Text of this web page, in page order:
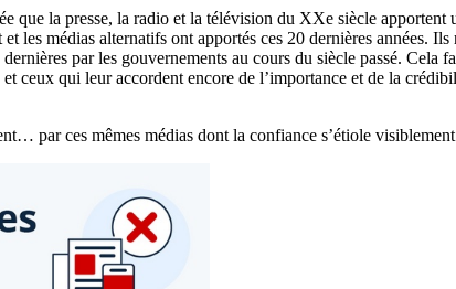
que la presse, la radio et la télévision du XXe siècle
les médias alternatifs ont apportés ces 20 dernières années.
par les gouvernements au cours du siècle passé. Cela
ceux qui leur accordent encore de l’importance et de la
par ces mêmes médias dont la confiance s’étiole